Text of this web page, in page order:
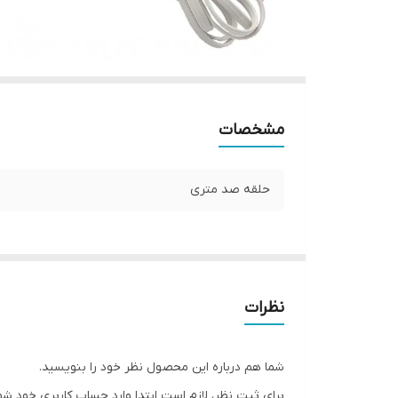
مشخصات
حلقه صد متری
نظرات
شما هم درباره این محصول نظر خود را بنویسید.